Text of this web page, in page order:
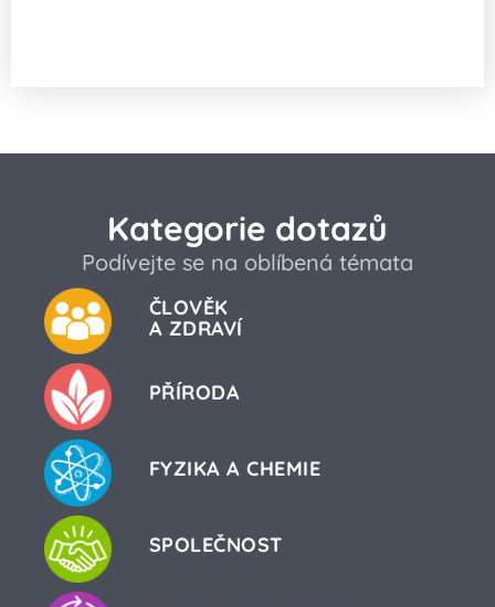
Kategorie dotazů
Podívejte se na oblíbená témata
ČLOVĚK
A ZDRAVÍ
PŘÍRODA
FYZIKA A CHEMIE
SPOLEČNOST